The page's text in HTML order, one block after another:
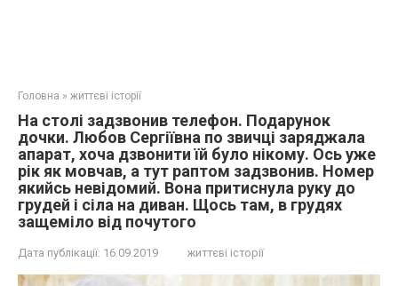
Головна » життєві історії
На столі задзвонив телефон. Подарунок
дочки. Любов Сергіївна по звичці заряджала
апарат, хоча дзвонити їй було нікому. Ось уже
рік як мовчав, а тут раптом задзвонив. Номер
якийсь невідомий. Вона притиснула руку до
гpyдей і сіла на диван. Щось там, в гpyдях
защеміло від почутого
Дата публікації: 16.09.2019 життєві історії